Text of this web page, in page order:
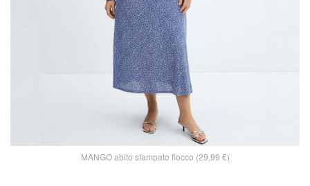
MANGO abito stampato fiocco (29,99 €)